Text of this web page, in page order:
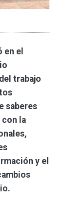
en el
trabajo
saberes
con la
y el